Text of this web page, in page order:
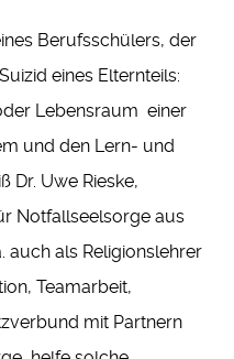
Berufsschülers, der
eines Elternteils:
Lebensraum einer
und den Lern- und
Dr. Uwe Rieske,
Notfallseelsorge aus
auch als Religionslehrer
Teamarbeit,
mit Partnern